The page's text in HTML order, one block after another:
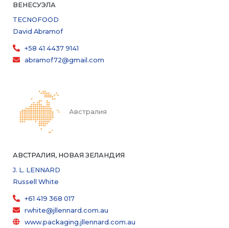
ВЕНЕСУЭЛА
TECNOFOOD
David Abramof
+58 41 4437 9141
abramof72@gmail.com
Австралия
АВСТРАЛИЯ, НОВАЯ ЗЕЛАНДИЯ
J. L. LENNARD
Russell White
+61 419 368 017
rwhite@jllennard.com.au
www.packaging.jllennard.com.au